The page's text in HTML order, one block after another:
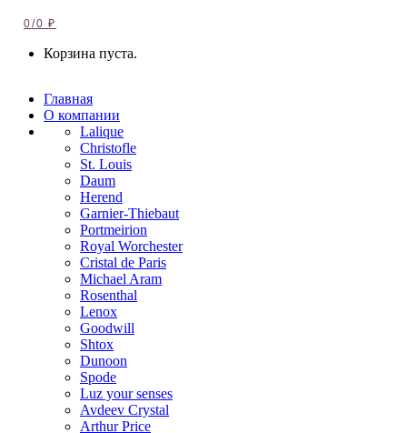
0/0₽
Корзина пуста.
Главная
О компании
Lalique
Christofle
St. Louis
Daum
Herend
Garnier-Thiebaut
Portmeirion
Royal Worchester
Cristal de Paris
Michael Aram
Rosenthal
Lenox
Goodwill
Shtox
Dunoon
Spode
Luz your senses
Avdeev Crystal
Arthur Price